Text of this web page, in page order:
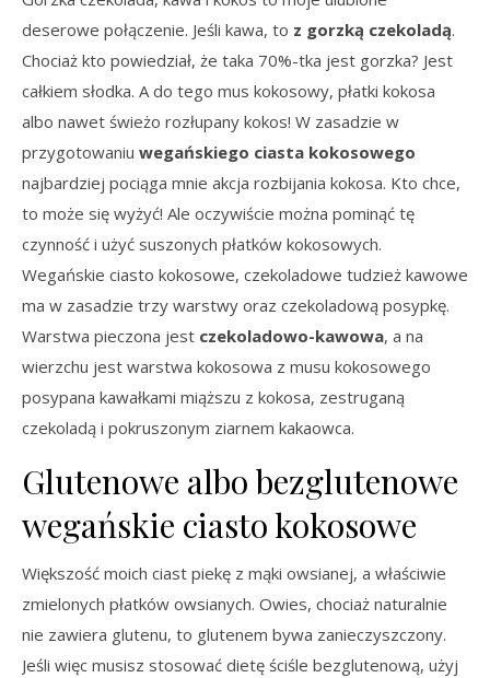
deserowe połączenie. Jeśli kawa, to z gorzką czekoladą.
Chociaż kto powiedział, że taka 70%-tka jest gorzka? Jest
całkiem słodka. A do tego mus kokosowy, płatki kokosa
albo nawet świeżo rozłupany kokos! W zasadzie w
przygotowaniu wegańskiego ciasta kokosowego
najbardziej pociąga mnie akcja rozbijania kokosa. Kto chce,
to może się wyżyć! Ale oczywiście można pominąć tę
czynność i użyć suszonych płatków kokosowych.
Wegańskie ciasto kokosowe, czekoladowe tudzież kawowe
ma w zasadzie trzy warstwy oraz czekoladową posypkę.
Warstwa pieczona jest czekoladowo-kawowa, a na
wierzchu jest warstwa kokosowa z musu kokosowego
posypana kawałkami miąższu z kokosa, zestruganą
czekoladą i pokruszonym ziarnem kakaowca.
Glutenowe albo bezglutenowe
wegańskie ciasto kokosowe
Większość moich ciast piekę z mąki owsianej, a właściwie
zmielonych płatków owsianych. Owies, chociaż naturalnie
nie zawiera glutenu, to glutenem bywa zanieczyszczony.
Jeśli więc musisz stosować dietę ściśle bezglutenową, użyj